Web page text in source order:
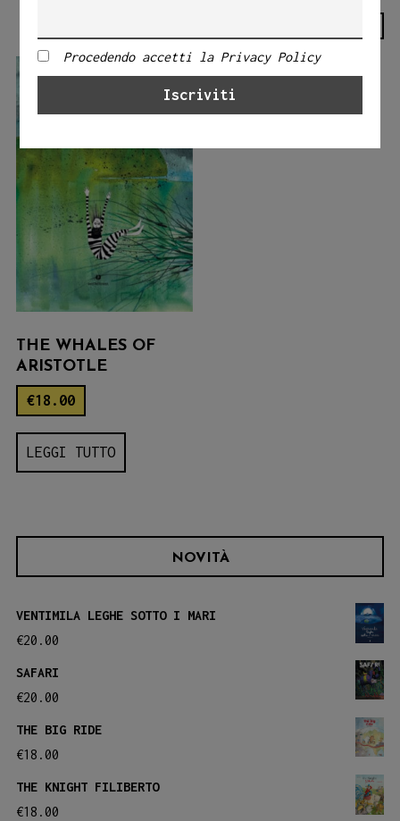
THE WHALES OF
ARISTOTLE
€18.00
LEGGI TUTTO
NOVITÀ
VENTIMILA LEGHE SOTTO I MARI
€20.00
SAFARI
€20.00
THE BIG RIDE
€18.00
THE KNIGHT FILIBERTO
€18.00
Procedendo accetti la Privacy Policy